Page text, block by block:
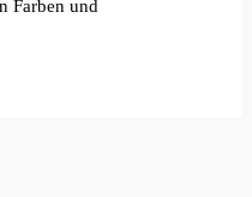
Farben und